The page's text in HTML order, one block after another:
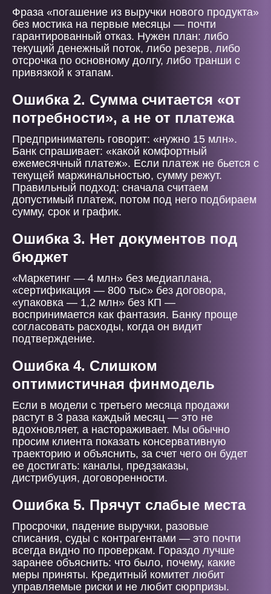
Фраза «погашение из выручки нового продукта»
без мостика на первые месяцы — почти
гарантированный отказ. Нужен план: либо
текущий денежный поток, либо резерв, либо
отсрочка по основному долгу, либо транши с
привязкой к этапам.
Ошибка 2. Сумма считается «от
потребности», а не от платежа
Предприниматель говорит: «нужно 15 млн».
Банк спрашивает: «какой комфортный
ежемесячный платеж». Если платеж не бьется с
текущей маржинальностью, сумму режут.
Правильный подход: сначала считаем
допустимый платеж, потом под него подбираем
сумму, срок и график.
Ошибка 3. Нет документов под
бюджет
«Маркетинг — 4 млн» без медиаплана,
«сертификация — 800 тыс» без договора,
«упаковка — 1,2 млн» без КП —
воспринимается как фантазия. Банку проще
согласовать расходы, когда он видит
подтверждение.
Ошибка 4. Слишком
оптимистичная финмодель
Если в модели с третьего месяца продажи
растут в 3 раза каждый месяц — это не
вдохновляет, а настораживает. Мы обычно
просим клиента показать консервативную
траекторию и объяснить, за счет чего он будет
ее достигать: каналы, предзаказы,
дистрибуция, договоренности.
Ошибка 5. Прячут слабые места
Просрочки, падение выручки, разовые
списания, суды с контрагентами — это почти
всегда видно по проверкам. Гораздо лучше
заранее объяснить: что было, почему, какие
меры приняты. Кредитный комитет любит
управляемые риски и не любит сюрпризы.